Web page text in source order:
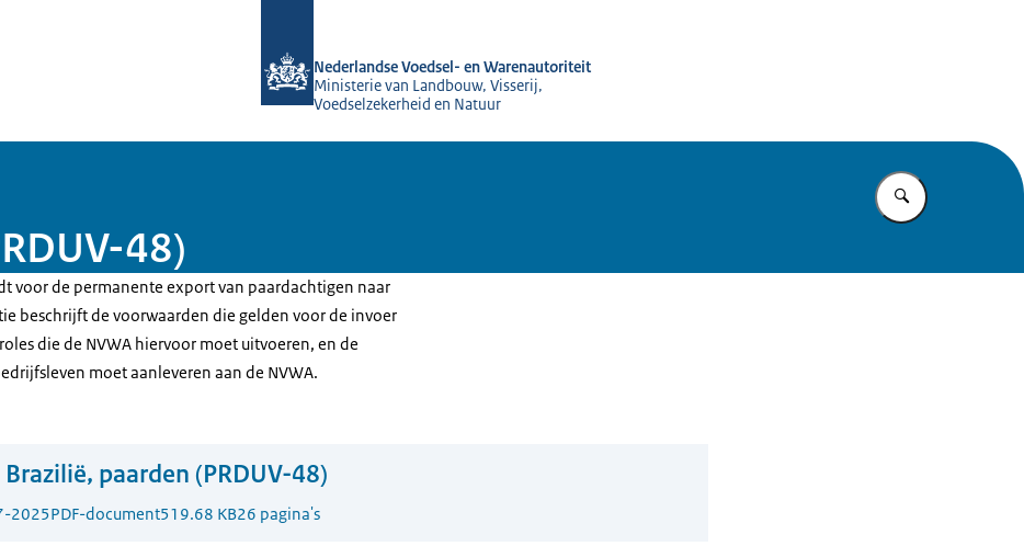
Nederlandse Voedsel- en Warenautoriteit
Ministerie van Landbouw, Visserij,
Voedselzekerheid en Natuur
Vul in wat u
48)
voor de permanente export van paardachtigen naar
beschrijft de voorwaarden die gelden voor de invoer
die de NVWA hiervoor moet uitvoeren, en de
moet aanleveren aan de NVWA.
Brazilië, paarden (PRDUV-48)
2025PDF-document519.68 KB26 pagina's